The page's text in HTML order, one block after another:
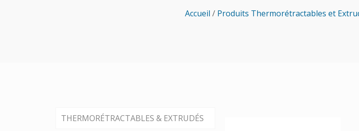
Accueil / Produits Thermorétractables et
THERMORÉTRACTABLES & EXTRUDÉS